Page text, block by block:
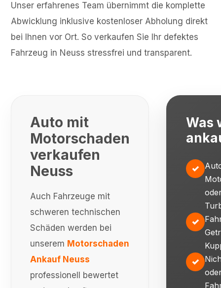
Unser erfahrenes Team übernimmt die komplette
Abwicklung inklusive kostenloser Abholung direkt
bei Ihnen vor Ort. So verkaufen Sie Ihr defektes
Fahrzeug in Neuss stressfrei und transparent.
Auto mit
Motorschaden
verkaufen
Neuss
Auch Fahrzeuge mit
schweren technischen
Schäden werden bei
unserem Motorschaden
Ankauf Neuss
professionell bewertet
Was
✓
✓
✓